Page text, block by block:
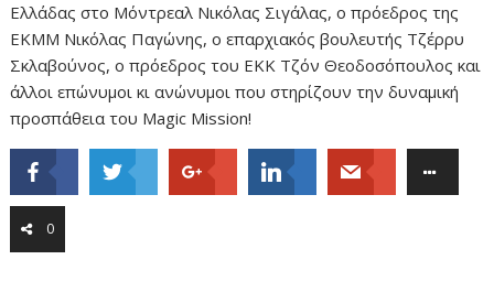
Ελλάδας στο Μόντρεαλ Νικόλας Σιγάλας, ο πρόεδρος της
ΕΚΜΜ Νικόλας Παγώνης, ο επαρχιακός βουλευτής Τζέρρυ
Σκλαβούνος, ο πρόεδρος του ΕΚΚ Τζόν Θεοδοσόπουλος και
άλλοι επώνυμοι κι ανώνυμοι που στηρίζουν την δυναμική
προσπάθεια του Magic Mission!
0